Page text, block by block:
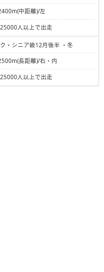
中距離)/左
人以上で出走
・シニア級12月後半 ・冬
長距離)/右・内
人以上で出走